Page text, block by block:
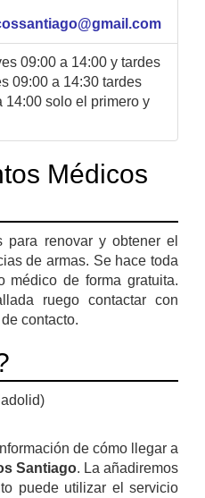
09:00 a 14:00 y tardes
09:00 a 14:30 tardes
14:00 solo el primero y
Médicos
para renovar y obtener el
de armas. Se hace toda
médico de forma gratuita.
ruego contactar con
contacto.
de cómo llegar a
Santiago. La añadiremos
puede utilizar el servicio